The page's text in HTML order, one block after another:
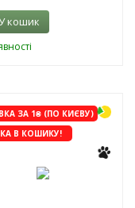
кошик
ЗА 1₴ (ПО КИЄВУ)
В КОШИКУ!